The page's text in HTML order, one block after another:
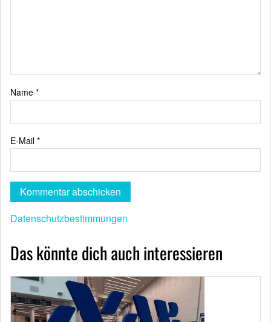
Name *
E-Mail *
Datenschutzbestimmungen
Das könnte dich auch interessieren